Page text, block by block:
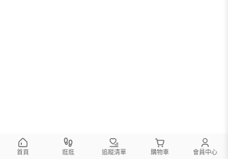
首頁 逛逛 追蹤清單 購物車 會員中心